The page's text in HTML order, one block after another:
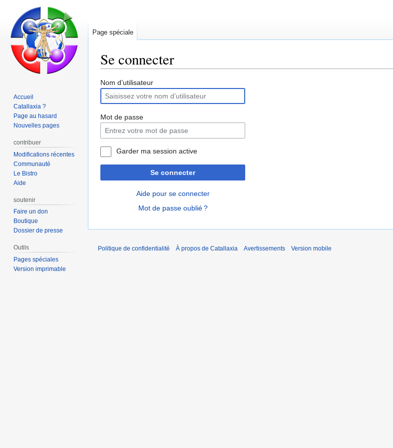
Se connecter
Aller
la
navigation
Aller
la
recherche
Nom d’utilisateur
Mot de passe
Garder ma session active
Se connecter
Aide pour se connecter
Mot de passe oublié ?
Page spéciale
Accueil
Catallaxia ?
Page au hasard
Nouvelles pages
contribuer
Modifications récentes
Communauté
Le Bistro
Aide
soutenir
Faire un don
Boutique
Dossier de presse
Outils
Pages spéciales
Version imprimable
Politique de confidentialité À propos de Catallaxia Avertissements Version mobile